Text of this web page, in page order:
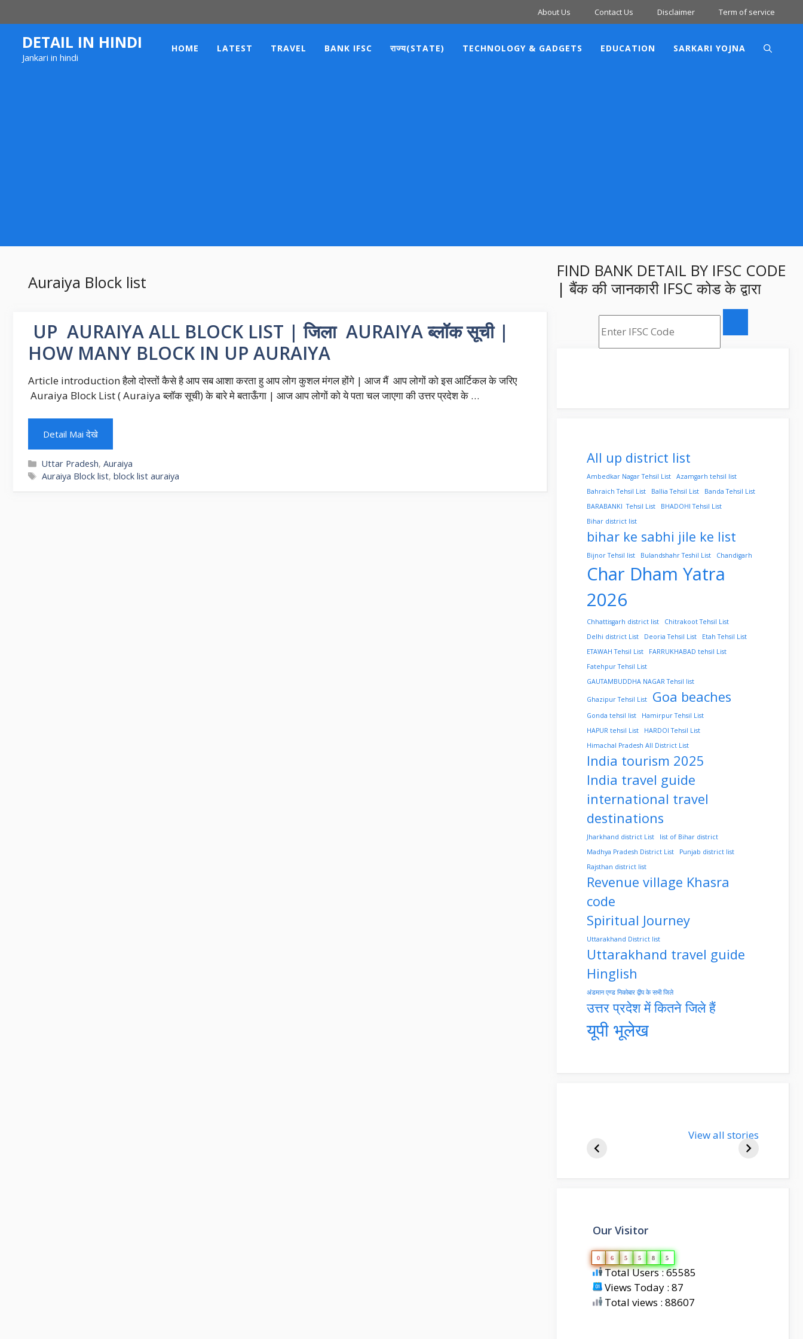
to
content
About Us Contact Us Disclaimer Term of service
DETAIL IN HINDI
Jankari in hindi
HOME LATEST TRAVEL BANK IFSC राज्य(STATE) TECHNOLOGY & GADGETS EDUCATION SARKARI YOJNA
Auraiya Block list
UP AURAIYA ALL BLOCK LIST | जिला AURAIYA ब्लॉक सूची |
HOW MANY BLOCK IN UP AURAIYA
Article introduction हैलो दोस्तों कैसे है आप सब आशा करता हु आप लोग कुशल मंगल होंगे | आज मैं आप लोगों को इस आर्टिकल के जरिए
Auraiya Block List ( Auraiya ब्लॉक सूची) के बारे मे बताऊँगा | आज आप लोगों को ये पता चल जाएगा की उत्तर प्रदेश के …
Detail Mai देखे
Categories
Uttar Pradesh,Auraiya
Tags
Auraiya Block list,block list auraiya
FIND BANK DETAIL BY IFSC CODE
| बैंक की जानकारी IFSC कोड के द्वारा
All up district list
Ambedkar Nagar Tehsil List
Azamgarh tehsil list
Bahraich Tehsil List
Ballia Tehsil List
Banda Tehsil List
BARABANKI Tehsil List
BHADOHI Tehsil List
Bihar district list
bihar ke sabhi jile ke list
Bijnor Tehsil list Bulandshahr Teshil List Chandigarh
Char Dham Yatra
2026
Chhattisgarh district list
Chitrakoot Tehsil List
Delhi district List
Deoria Tehsil List
Etah Tehsil List
ETAWAH Tehsil List
FARRUKHABAD tehsil List
Fatehpur Tehsil List
GAUTAMBUDDHA NAGAR Tehsil list
Ghazipur Tehsil List Goa beaches
Gonda tehsil list
Hamirpur Tehsil List
HAPUR tehsil List
HARDOI Tehsil List
Himachal Pradesh All District List
India tourism 2025
India travel guide
international travel
destinations
Jharkhand district List
list of Bihar district
Madhya Pradesh District List
Punjab district list
Rajsthan district list
Revenue village Khasra
code
Spiritual Journey
Uttarakhand District list
Uttarakhand travel guide
Hinglish
अंडमान एण्ड निकोबार द्वीप के सभी जिले
उत्तर प्रदेश में कितने जिले हैं
यूपी भूलेख
bjp-india-
biography
View all stories
Our Visitor
0 6 5 5 8 5
Total Users : 65585
Views Today : 87
Total views : 88607